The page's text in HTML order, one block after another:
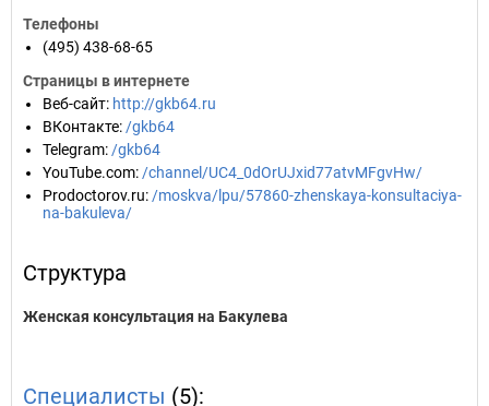
Телефоны
(495) 438-68-65
Страницы в интернете
Веб-сайт: http://gkb64.ru
ВКонтакте: /gkb64
Telegram: /gkb64
YouTube.com: /channel/UC4_0dOrUJxid77atvMFgvHw/
Prodoctorov.ru: /moskva/lpu/57860-zhenskaya-konsultaciya-
na-bakuleva/
Структура
Женская консультация на Бакулева
Специалисты (5):